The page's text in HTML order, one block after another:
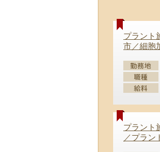
プラント
市／細胞
プラント
／プラン